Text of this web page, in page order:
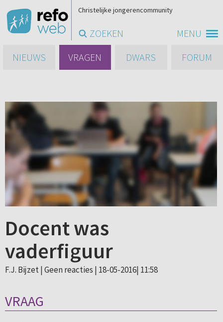
MENU
Christelijke jongerencommunity
ZOEKEN
NIEUWS
VRAGEN DWARS FORUM
Docent was
vaderfiguur
F.J. Bijzet | Geen reacties | 18-05-2016| 11:58
VRAAG